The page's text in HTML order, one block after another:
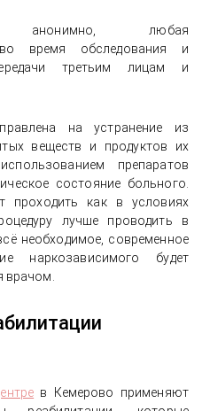
анонимно, любая
время обследования и
третьим лицам и
на устранение из
веществ и продуктов их
препаратов
состояние больного.
проходить как в условиях
лучше проводить в
необходимое, современное
наркозависимого будет
врачом.
в Кемерово применяют